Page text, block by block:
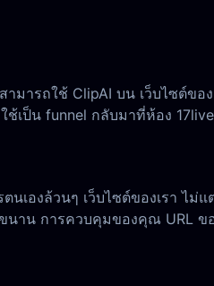
ารถใช้ ClipAI บน เว็บไซต์ขอ
เป็น funnel กลับมาที่ห้อง
เองล้วนๆ เว็บไซต์ของเรา ไม่
ขนาน การควบคุมของคุณ URL